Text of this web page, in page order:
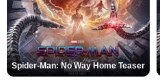
Spider-Man: No Way Home Teaser